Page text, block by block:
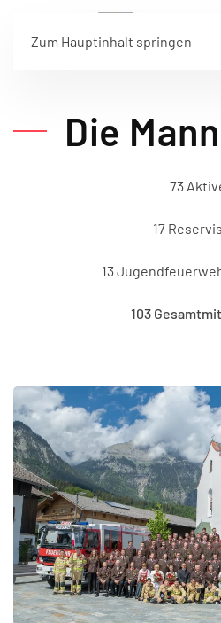
Zum Hauptinhalt springen
Die
73
17
13
103